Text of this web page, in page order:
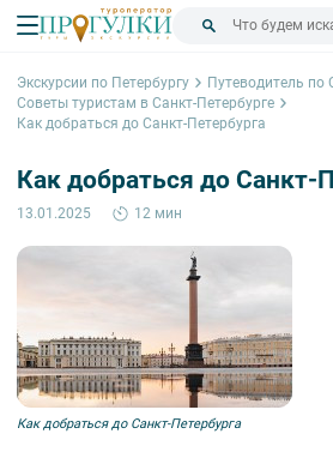
Экскурсии по Петербургу
Путеводитель по
Советы туристам в Санкт-Петербурге
Как добраться до Санкт-Петербурга
Как добраться до Санкт-
13.01.2025 12 мин
Как добраться до Санкт-Петербурга